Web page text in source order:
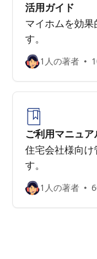
活用ガイド
マイホムを効
す。
1人の著者
ご利用マニュア
住宅会社様向
す。
1人の著者